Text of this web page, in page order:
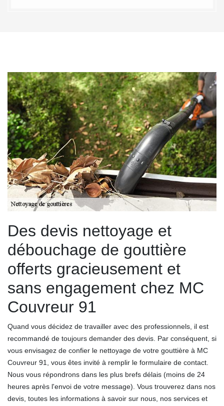
Des devis nettoyage et
débouchage de gouttière
offerts gracieusement et
sans engagement chez MC
Couvreur 91
Quand vous décidez de travailler avec des professionnels, il est
recommandé de toujours demander des devis. Par conséquent, si
vous envisagez de confier le nettoyage de votre gouttière à MC
Couvreur 91, vous êtes invité à remplir le formulaire de contact.
Nous vous répondrons dans les plus brefs délais (moins de 24
heures après l'envoi de votre message). Vous trouverez dans nos
devis, toutes les informations à savoir sur nous, nos services et